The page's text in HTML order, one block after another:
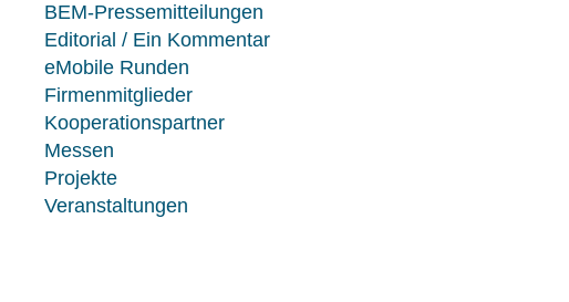
BEM-Pressemitteilungen
Editorial / Ein Kommentar
eMobile Runden
Firmenmitglieder
Kooperationspartner
Messen
Projekte
Veranstaltungen